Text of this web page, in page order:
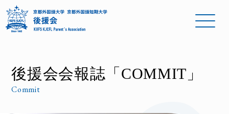
後援会会報誌「COMMIT」
Commit